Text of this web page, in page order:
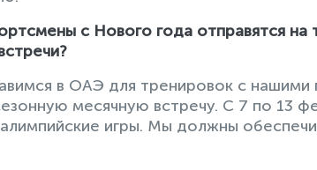
с Нового года отправятся на
в ОАЭ для тренировок с нашими
месячную встречу. С 7 по 13
игры. Мы должны